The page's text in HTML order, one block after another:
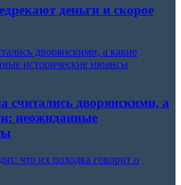
деньги и скорое
дворянскими, а какие
исторические нюансы
считались дворянскими, а
неожиданные
что их походка говорит о